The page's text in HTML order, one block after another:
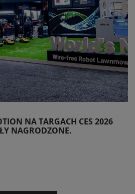
NA TARGACH CES 2026
NAGRODZONE.